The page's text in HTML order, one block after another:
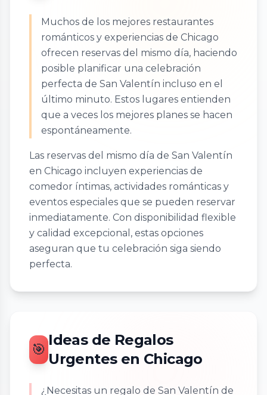
Muchos de los mejores restaurantes
románticos y experiencias de Chicago
ofrecen reservas del mismo día, haciendo
posible planificar una celebración
perfecta de San Valentín incluso en el
último minuto. Estos lugares entienden
que a veces los mejores planes se hacen
espontáneamente.
Las reservas del mismo día de San Valentín
en Chicago incluyen experiencias de
comedor íntimas, actividades románticas y
eventos especiales que se pueden reservar
inmediatamente. Con disponibilidad flexible
y calidad excepcional, estas opciones
aseguran que tu celebración siga siendo
perfecta.
🎯
Ideas de Regalos
Urgentes en Chicago
¿Necesitas un regalo de San Valentín de